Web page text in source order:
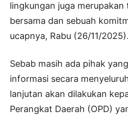
lingkungan juga
bersama dan sebuah
ucapnya, Rabu (26/11/2025).
Sebab masih ada pihak
informasi secara
lanjutan akan dilakukan
Perangkat Daerah (OPD)